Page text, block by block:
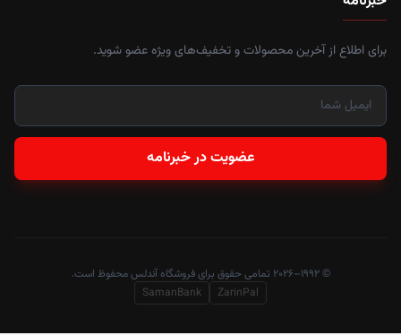
برای اطلاع از آخرین محصولات و تخفیف‌های ویژه عضو شوید.
عضویت در خبرنامه
© ۱۹۹۲–۲۰۲۶ تمامی حقوق برای فروشگاه آندلس محفوظ است.
ZarinPal
SamanBank